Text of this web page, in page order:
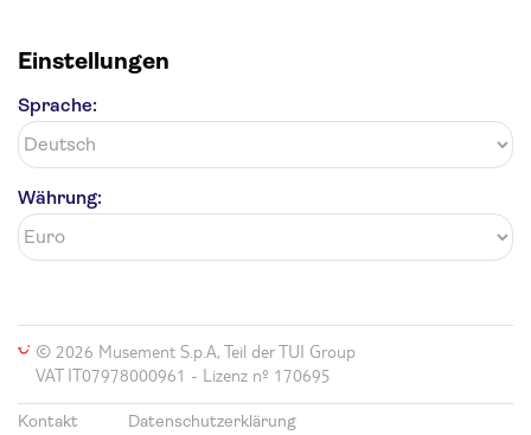
Einstellungen
Sprache:
Währung:
© 2026 Musement S.p.A, Teil der TUI Group
VAT IT07978000961 - Lizenz nº 170695
Kontakt
Datenschutzerklärung